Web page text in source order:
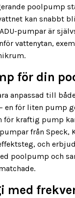
poolpump
kan snabbt
pumpar är
vattenytan,
för din
anpassad till
en för liten pump
för kraftig pump
från Speck,
och
poolpump och
med